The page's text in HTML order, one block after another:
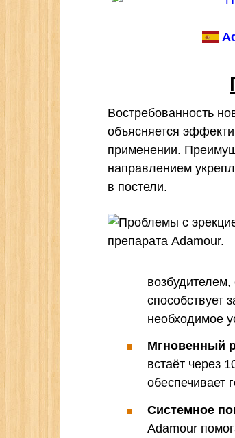
Востребованность
объясняется
применении.
направлением
в постели.
способствует
необходимое
Мгновенный
встаёт через
обеспечивает
Системное
Adamour